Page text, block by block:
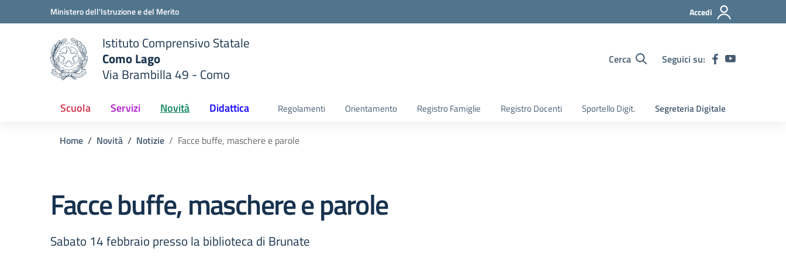
Vai ai contenuti
Vai al menu di navigazioneMinistero dell'Istruzione e del Merito Accedi
scuola
Istituto Comprensivo Statale
Como Lago
Via Brambilla 49 - Como
Cerca Seguici su:
Scuola Servizi Novità Didattica Regolamenti Orientamento Registro Famiglie Registro Docenti Sportello Digit. Segreteria Digitale
Home Novità Notizie Facce buffe, maschere e parole
Facce buffe, maschere e parole
Sabato 14 febbraio presso la biblioteca di Brunate